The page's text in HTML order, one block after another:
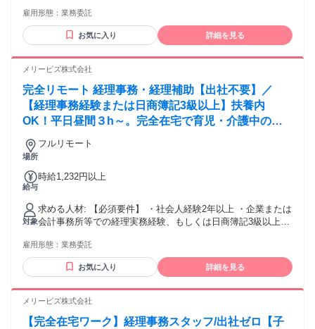
きる方、未経験であっても抵抗がなく自ら習得することがで
きる方 【歓迎要件】 ・会計ソフトの利用経験 （freee会計 /
MF(マネーフォワード)クラウド 等） ・ワークフローシステム
チームで業務に取り組むのが好きな方 【用意が必要な環境】
コン （※１）（※２）（※３） ・インターネット環境：速
度10Mbps以上 （※４） ・有料のセキュリティソフト ＜注
意事項＞ ※１：原則製造から３年以内のパソコン機器をご使
用ください。製造から8年以上経過している機器は不可です。
※２：WindowsOSをご使用される場合は、Microsoft社のサポ
以外をご使用される際はご留意ください。 ※４：業務に使用
選考対象外となる可能性がございます。
雇用形態： 業務委託
お気に入り 詳細を見る
メリービズ株式会社
完全リモート 経理事務・経理補助【出社不要】／
【経理事務経験または日商簿記3級以上】扶養内
OK！平日昼間３h～。完全在宅で育児・介護中の方
も大歓迎♪
場所
フルリモート
給与
時給1,232円以上
対象
求める人材: 【必須要件】 ・社会人経験2年以上 ・企業または
会計事務所等での経理実務経験、もしくは日商簿記3級以上の
きる方、未経験であっても抵抗がなく自ら習得することがで
きる方 【歓迎要件】 ・会計ソフトの利用経験 （freee会計 /
MF(マネーフォワード)クラウド 等） ・ワークフローシステム
チームで業務に取り組むのが好きな方 【用意が必要な環境】
コン （※１）（※２）（※３） ・インターネット環境：速
雇用形態： 業務委託
お気に入り 詳細を見る
メリービズ株式会社
【完全在宅ワーク】経理事務スタッフ/出社ゼロ【子